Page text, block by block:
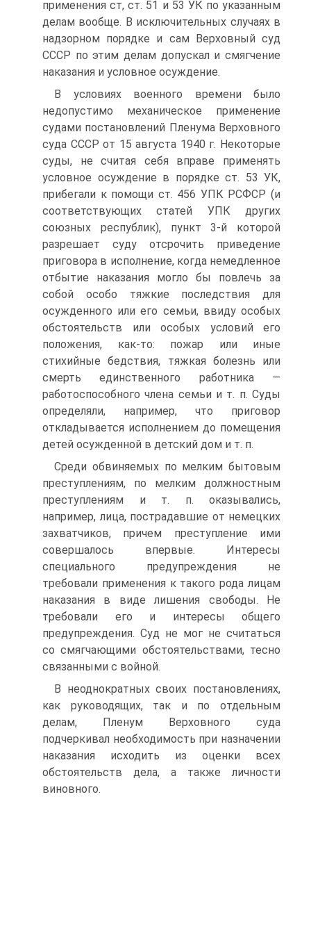
применения ст, ст. 51 и 53 УК по указанным
делам вообще. В исключительных случаях в
надзорном порядке и сам Верховный суд
СССР по этим делам допускал и смягчение
наказания и условное осуждение.
В условиях военного времени было
недопустимо механическое применение
судами постановлений Пленума Верховного
суда СССР от 15 августа 1940 г. Некоторые
суды, не считая себя вправе применять
условное осуждение в порядке ст. 53 УК,
прибегали к помощи ст. 456 УПК РСФСР (и
соответствующих статей УПК других
союзных республик), пункт 3-й которой
разрешает суду отсрочить приведение
приговора в исполнение, когда немедленное
отбытие наказания могло бы повлечь за
собой особо тяжкие последствия для
осужденного или его семьи, ввиду особых
обстоятельств или особых условий его
положения, как-то: пожар или иные
стихийные бедствия, тяжкая болезнь или
смерть единственного работника —
работоспособного члена семьи и т. п. Суды
определяли, например, что приговор
откладывается исполнением до помещения
детей осужденной в детский дом и т. п.
Среди обвиняемых по мелким бытовым
преступлениям, по мелким должностным
преступлениям и т. п. оказывались,
например, лица, пострадавшие от немецких
захватчиков, причем преступление ими
совершалось впервые. Интересы
специального предупреждения не
требовали применения к такого рода лицам
наказания в виде лишения свободы. Не
требовали его и интересы общего
предупреждения. Суд не мог не считаться
со смягчающими обстоятельствами, тесно
связанными с войной.
В неоднократных своих постановлениях,
как руководящих, так и по отдельным
делам, Пленум Верховного суда
подчеркивал необходимость при назначении
наказания исходить из оценки всех
обстоятельств дела, а также личности
виновного.